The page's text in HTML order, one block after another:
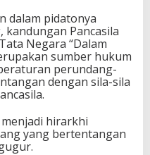
dalam pidatonya
kandungan Pancasila
Negara “Dalam
sumber hukum
perundang-
dengan sila-sila
hirarkhi
yang bertentangan